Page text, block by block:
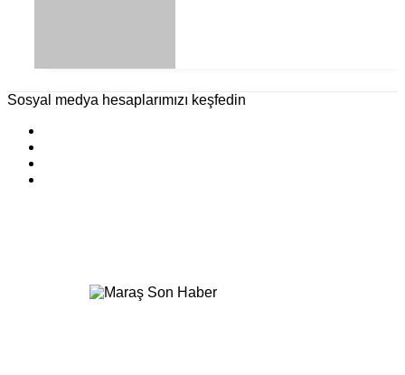
Sosyal medya hesaplarımızı keşfedin